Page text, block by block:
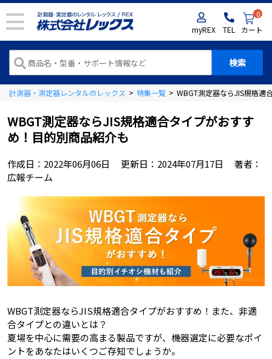
myREX TEL
0
カート
計測器・測定器レンタルのレックス > 特集一覧 > WBGT測定器ならJIS規格適
WBGT測定器ならJIS規格適合タイプがおすす
め！目的別商品紹介も
作成日： 2022年06月06日 更新日： 2024年07月17日
著者：
広報チーム
WBGT測定器ならJIS規格適合タイプがおすすめ！また、非適
合タイプとの違いとは？
夏場を中心に需要の高まる製品ですが、機器選定に必要なポイ
ントをあなたはいくつご存知でしょうか。